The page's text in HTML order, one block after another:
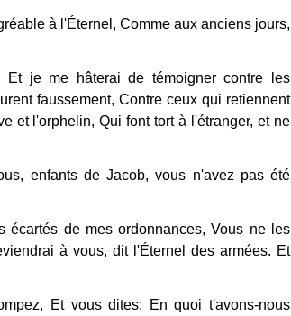
à l'Éternel, Comme aux anciens jours,
Et je me hâterai de témoigner contre les
faussement, Contre ceux qui retiennent
et l'orphelin, Qui font tort à l'étranger, et ne
enfants de Jacob, vous n'avez pas été
écartés de mes ordonnances, Vous ne les
à vous, dit l'Éternel des armées. Et
Et vous dites: En quoi t'avons-nous